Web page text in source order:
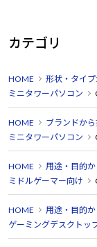
カテゴリ
HOME 形状・タイ
ミニタワーパソコン
HOME ブランドか
ミニタワーパソコン
HOME 用途・目的
ミドルゲーマー向け
HOME 用途・目的
ゲーミングデスクトッ